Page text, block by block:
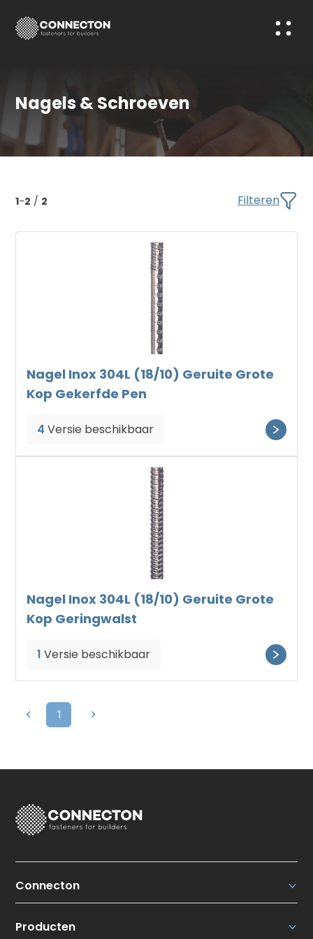
Nagels & Schroeven
1-2 / 2 Filteren
Nagel Inox 304L (18/10) Geruite Grote
Kop Gekerfde Pen
4 Versie beschikbaar
Nagel Inox 304L (18/10) Geruite Grote
Kop Geringwalst
1 Versie beschikbaar
1
Connecton
Wie zijn wij?
Producten